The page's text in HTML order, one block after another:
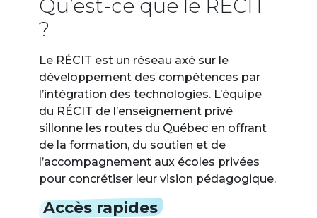
Qu’est-ce que le RÉCIT
?
Le RÉCIT est un réseau axé sur le
développement des compétences par
l’intégration des technologies. L’équipe
du RÉCIT de l’enseignement privé
sillonne les routes du Québec en offrant
de la formation, du soutien et de
l’accompagnement aux écoles privées
pour concrétiser leur vision pédagogique.
Accès rapides